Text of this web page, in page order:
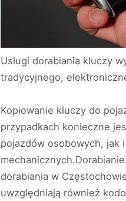
Usługi dorabiania kluczy
tradycyjnego,
Kopiowanie kluczy do
przypadkach konieczne
pojazdów osobowych, jak
dorabiania w
uwzględniają również